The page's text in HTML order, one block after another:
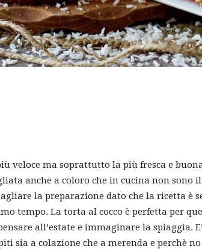
veloce ma soprattutto la più fresca e
anche a coloro che in cucina non sono
la preparazione dato che la ricetta è
tempo. La torta al cocco è perfetta per
all’estate e immaginare la spiaggia.
sia a colazione che a merenda e perchè no